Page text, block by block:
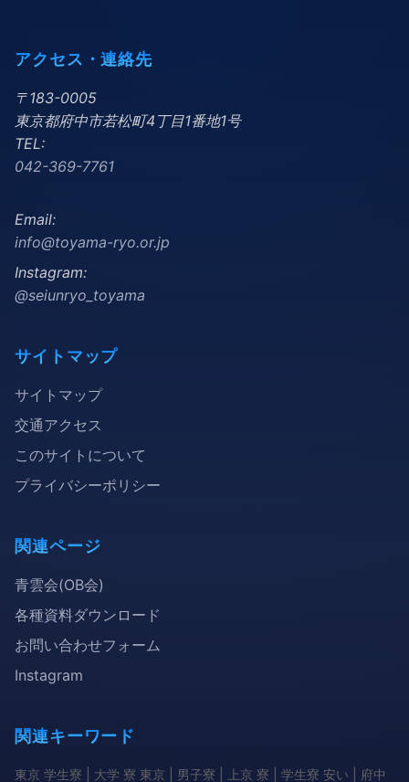
アクセス・連絡先
〒183-0005
東京都府中市若松町4丁目1番地1号
TEL:
042-369-7761
Email:
info@toyama-ryo.or.jp
Instagram:
@seiunryo_toyama
サイトマップ
サイトマップ
交通アクセス
このサイトについて
プライバシーポリシー
関連ページ
青雲会(OB会)
各種資料ダウンロード
お問い合わせフォーム
Instagram
関連キーワード
東京 学生寮 | 大学 寮 東京 | 男子寮 | 上京 寮 | 学生寮 安い | 府中